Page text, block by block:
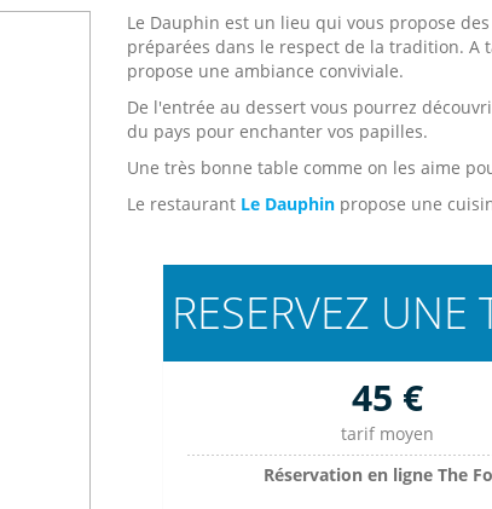
Le Dauphin est un lieu qui vous propose
préparées dans le respect de la tradition. A
propose une ambiance conviviale.
De l'entrée au dessert vous pourrez
du pays pour enchanter vos papilles.
Une très bonne table comme on les aime
Le restaurant Le Dauphin propose une
RESERVEZ UNE
45 €
tarif moyen
Réservation en ligne The